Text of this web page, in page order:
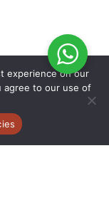
experience on our
agree to our use of